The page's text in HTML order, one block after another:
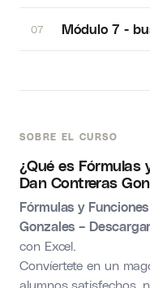
SOBRE EL CURSO
¿Qué es Fórmulas
Dan Contreras
Fórmulas y
Gonzales –
con Excel.
Convíertete en un
alumnos satisfechos,
07 Módulo 7 -